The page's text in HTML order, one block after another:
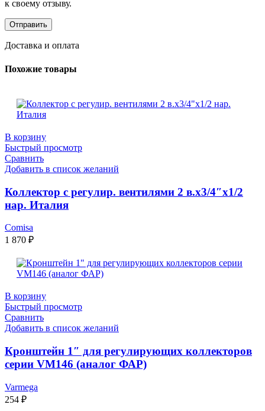
к своему отзыву.
Доставка и оплата
Похожие товары
В корзину
Быстрый просмотр
Сравнить
Добавить в список желаний
Коллектор с регулир. вентилями 2 в.х3/4″х1/2
нар. Италия
Comisa
1 870 ₽
В корзину
Быстрый просмотр
Сравнить
Добавить в список желаний
Кронштейн 1″ для регулирующих коллекторов
серии VM146 (аналог ФАР)
Varmega
254 ₽